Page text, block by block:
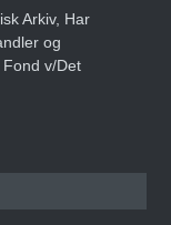
Arkiv, Har
og
v/Det